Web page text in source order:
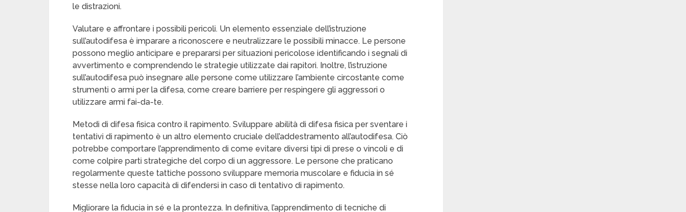
le distrazioni.
Valutare e affrontare i possibili pericoli. Un elemento essenziale dell’istruzione
sull’autodifesa è imparare a riconoscere e neutralizzare le possibili minacce. Le persone
possono meglio anticipare e prepararsi per situazioni pericolose identificando i segnali di
avvertimento e comprendendo le strategie utilizzate dai rapitori. Inoltre, l’istruzione
sull’autodifesa può insegnare alle persone come utilizzare l’ambiente circostante come
strumenti o armi per la difesa, come creare barriere per respingere gli aggressori o
utilizzare armi fai-da-te.
Metodi di difesa fisica contro il rapimento. Sviluppare abilità di difesa fisica per sventare i
tentativi di rapimento è un altro elemento cruciale dell’addestramento all’autodifesa. Ciò
potrebbe comportare l’apprendimento di come evitare diversi tipi di prese o vincoli e di
come colpire parti strategiche del corpo di un aggressore. Le persone che praticano
regolarmente queste tattiche possono sviluppare memoria muscolare e fiducia in sé
stesse nella loro capacità di difendersi in caso di tentativo di rapimento.
Migliorare la fiducia in sé e la prontezza. In definitiva, l’apprendimento di tecniche di